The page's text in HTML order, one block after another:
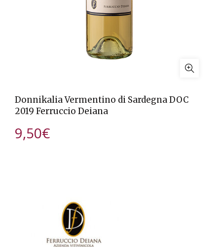
Donnikalia Vermentino di Sardegna DOC
2019 Ferruccio Deiana
9,50€